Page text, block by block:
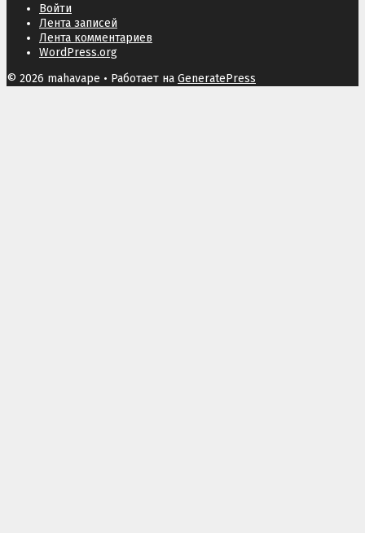
Войти
Лента записей
Лента комментариев
WordPress.org
© 2026 mahavape • Работает на GeneratePress